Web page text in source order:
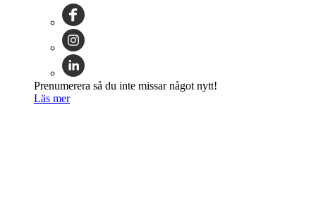
Prenumerera så du inte missar något nytt!
Läs mer